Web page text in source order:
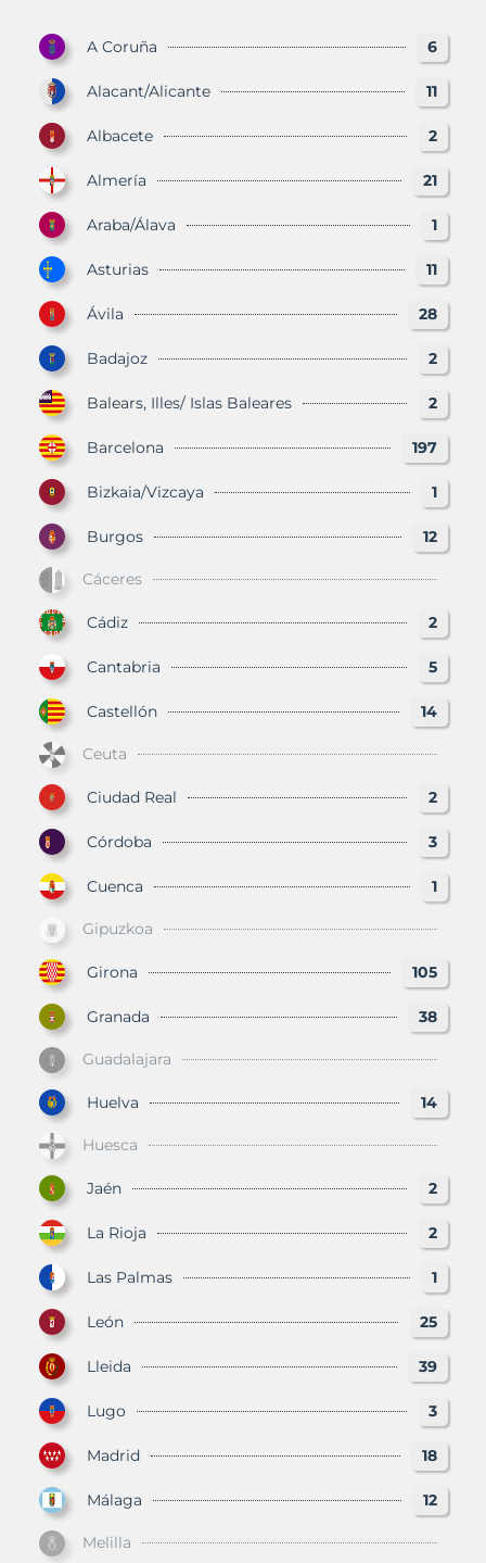
A Coruña 6
Alacant/Alicante 11
Albacete 2
Almería 21
Araba/Álava 1
Asturias 11
Ávila 28
Badajoz 2
Balears, Illes/ Islas Baleares 2
Barcelona 197
Bizkaia/Vizcaya 1
Burgos 12
Cáceres
Cádiz 2
Cantabria 5
Castellón 14
Ceuta
Ciudad Real 2
Córdoba 3
Cuenca 1
Gipuzkoa
Girona 105
Granada 38
Guadalajara
Huelva 14
Huesca
Jaén 2
La Rioja 2
Las Palmas 1
León 25
Lleida 39
Lugo 3
Madrid 18
Málaga 12
Melilla